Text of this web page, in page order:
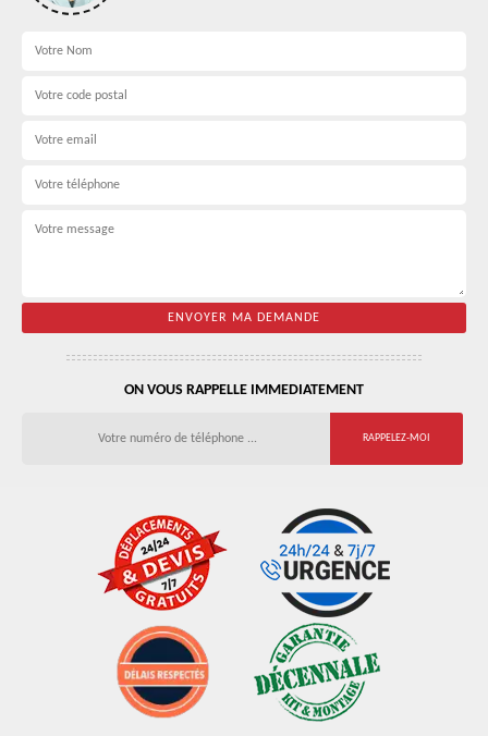
ON VOUS RAPPELLE IMMEDIATEMENT